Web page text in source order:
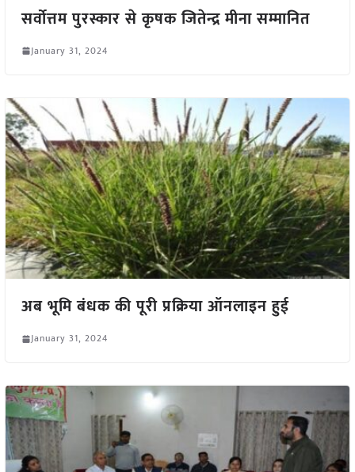
सर्वोत्तम पुरस्कार से कृषक जितेन्द्र मीना सम्मानित
January 31, 2024
अब भूमि बंधक की पूरी प्रक्रिया ऑनलाइन हुई
January 31, 2024